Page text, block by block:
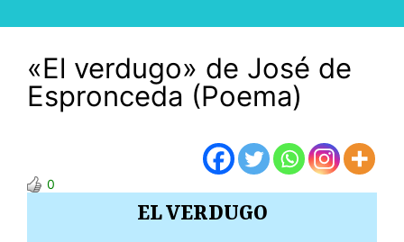
«El verdugo» de José de
Espronceda (Poema)
0
EL VERDUGO